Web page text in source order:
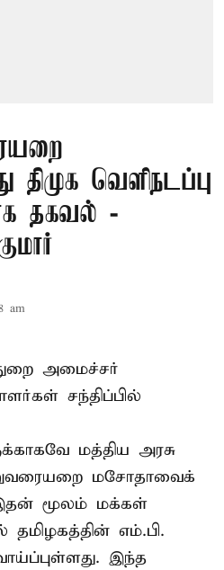
வெளிநடப்பு
தகவல் -
am
அமைச்சர்
சந்திப்பில்
மத்திய அரசு
மசோதாவைக்
மூலம் மக்கள்
எம்.பி.
இந்த